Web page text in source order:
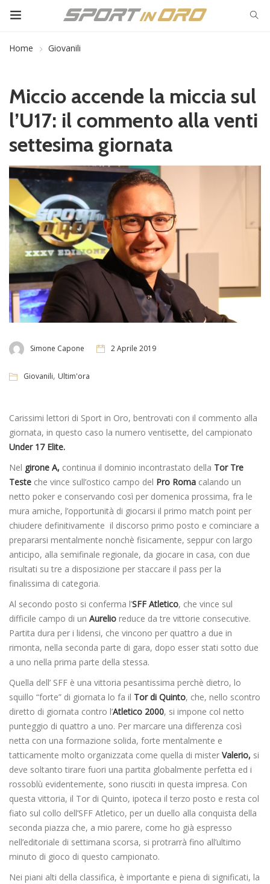
Home Giovanili
Miccio accende la miccia sul
l’U17: il commento alla venti
settesima giornata
Simone Capone 2 Aprile 2019
Giovanili, Ultim'ora
Carissimi lettori di Sport in Oro, bentrovati con il commento alla
giornata, in questo caso la numero ventisette, del campionato
Under 17 Elite.
Nel girone A, continua il dominio incontrastato della Tor Tre
Teste che vince sull’ostico campo del Pro Roma calando un
netto poker e conservando così per domenica prossima, fra le
mura amiche, l’opportunità di giocarsi il primo match point per
chiudere definitivamente il discorso primo posto e cominciare a
prepararsi mentalmente nonchè fisicamente, seppur con largo
anticipo, alla semifinale regionale, da giocare in casa, con due
risultati su tre a disposizione per staccare il pass per la
finalissima di categoria.
Al secondo posto si conferma l’SFF Atletico, che vince sul
difficile campo di un Aurelio reduce da tre vittorie consecutive.
Partita dura per i lidensi, che vincono per quattro a due in
rimonta, nella seconda parte di gara, dopo esser stati sotto due
a uno nella prima parte della stessa.
Quella dell’ SFF è una vittoria pesantissima perchè dietro, lo
squillo “forte” di giornata lo fa il Tor di Quinto, che, nello scontro
diretto di giornata contro l’Atletico 2000, si impone col netto
punteggio di quattro a uno. Per marcare una differenza così
netta con una formazione solida, forte mentalmente e
tatticamente molto organizzata come quella di mister Valerio, si
deve soltanto tirare fuori una partita globalmente perfetta ed i
rossoblù evidentemente, sono riusciti in questa impresa. Con
questa vittoria, il Tor di Quinto, ipoteca il terzo posto e resta col
fiato sul collo dell’SFF Atletico, per un duello alla conquista della
seconda piazza che, a mio parere, come ho già espresso
nell’editoriale di settimana scorsa, si protrarrà fino all’ultimo
minuto di gioco di questo campionato.
Nei piani alti della classifica, è importante e piena di significati, la